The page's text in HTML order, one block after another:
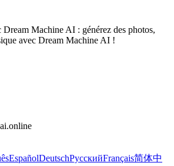
Dream Machine AI : générez des photos,
avec Dream Machine AI !
EspañolDeutschРусскийFrançais简体中